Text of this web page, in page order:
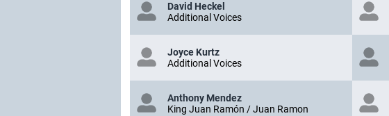
David Heckel
Additional Voices
Joyce Kurtz
Additional Voices
Anthony Mendez
King Juan Ramón / Juan Ramon